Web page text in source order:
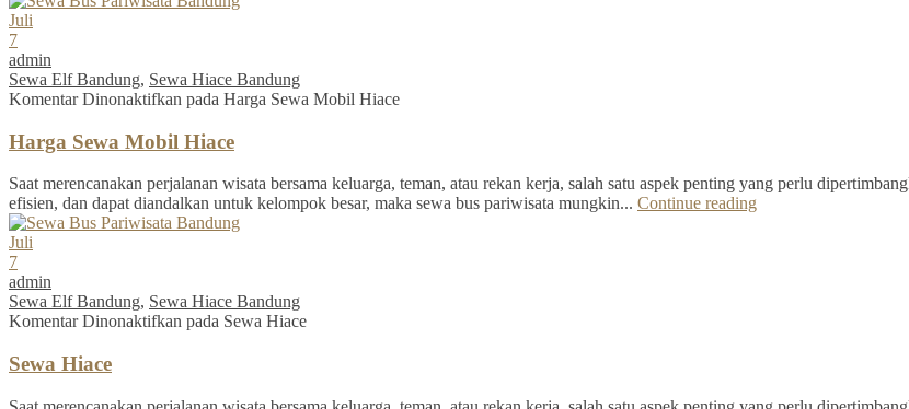
Juli
7
admin
Sewa Elf Bandung, Sewa Hiace Bandung
Komentar Dinonaktifkan pada Harga Sewa Mobil Hiace
Harga Sewa Mobil Hiace
Saat merencanakan perjalanan wisata bersama keluarga, teman, atau rekan kerja, salah satu aspek penting yang perlu
efisien, dan dapat diandalkan untuk kelompok besar, maka sewa bus pariwisata mungkin... Continue reading
Juli
7
admin
Sewa Elf Bandung, Sewa Hiace Bandung
Komentar Dinonaktifkan pada Sewa Hiace
Sewa Hiace